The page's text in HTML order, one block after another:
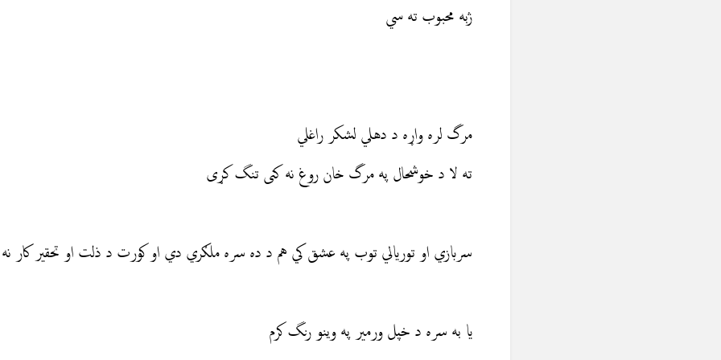
ژبه محبوب ته سي
مرگ لره واړه د دهلي لشكر راغلي
ته لا د خوشحال په مرگ خان روغ نه کنی تنگ کړی
سربازي او توريالي توب په عشق کي هم د ده سره ملګري دي او كورت د ذلت او تحقير كار
یا به سره د خپل ورمیر په وینو رنگ کرم